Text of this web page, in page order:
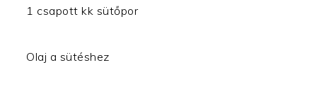
1 csapott kk sütőpor
Olaj a sütéshez